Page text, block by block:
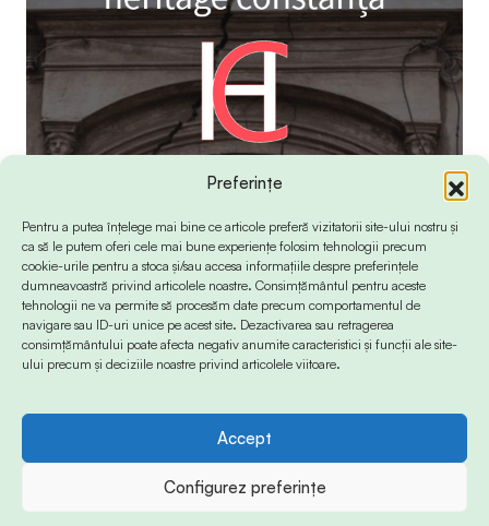
Preferințe
Pentru a putea înțelege mai bine ce articole preferă vizitatorii site-ului nostru și
ca să le putem oferi cele mai bune experiențe folosim tehnologii precum
cookie-urile pentru a stoca și/sau accesa informațiile despre preferințele
dumneavoastră privind articolele noastre. Consimțământul pentru aceste
tehnologii ne va permite să procesăm date precum comportamentul de
navigare sau ID-uri unice pe acest site. Dezactivarea sau retragerea
consimțământului poate afecta negativ anumite caracteristici și funcții ale site-
ului precum și deciziile noastre privind articolele viitoare.
Accept
Configurez preferințe
© 2024 Info-Sud-Est. All Rights Reserved.